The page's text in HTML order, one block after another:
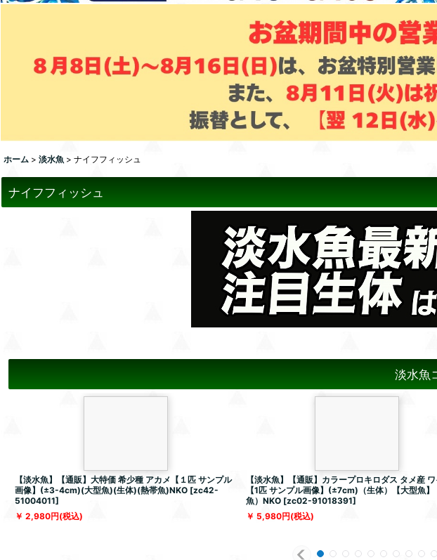
ホーム > 淡水魚 > ナイフフィッシュ
ナイフフィッシュ
淡水魚
【淡水魚】【通販】大特価 希少種 アカメ【１匹 サンプル
画像】(±3-4cm)(大型魚)(生体)(熱帯魚)NKO [zc42-
51004011]
2,980円(税込)
【淡水魚】【通販】カラープロキロダス タメ産
【1匹 サンプル画像】(±7cm)（生体）【大型魚】
魚）NKO [zc02-91018391]
5,980円(税込)